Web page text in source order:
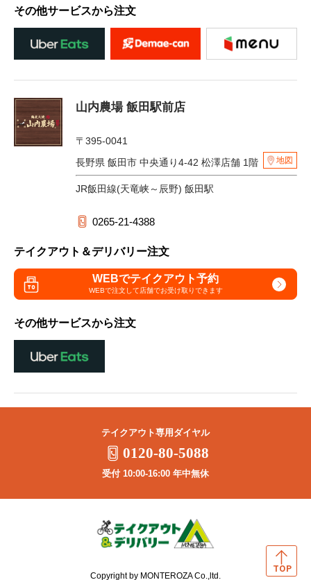
その他サービスから注文
山内農場 飯田駅前店
〒395-0041
長野県 飯田市 中央通り4-42 松澤店舗 1階
地図
JR飯田線(天竜峡～辰野) 飯田駅
0265-21-4388
テイクアウト＆デリバリー注文
WEBでテイクアウト予約
WEBで注文して店舗でお受け取りできます
その他サービスから注文
テイクアウト専用ダイヤル
0120-80-5088
受付 10:00-16:00 年中無休
Copyright by MONTEROZA Co.,ltd.